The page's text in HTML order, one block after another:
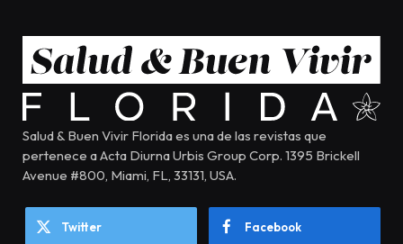
Salud & Buen Vivir Florida es una de las revistas que
pertenece a Acta Diurna Urbis Group Corp. 1395 Brickell
Avenue #800, Miami, FL, 33131, USA.
Twitter Facebook